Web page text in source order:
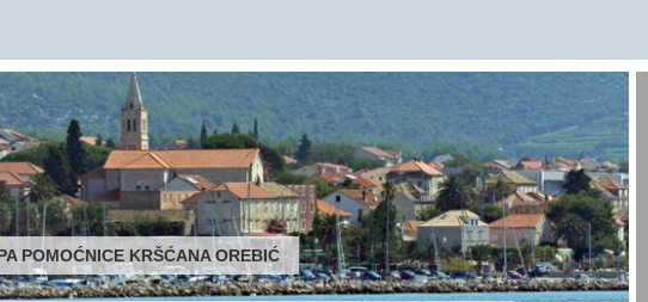
POMOĆNICE KRŠĆANA OREBIĆ